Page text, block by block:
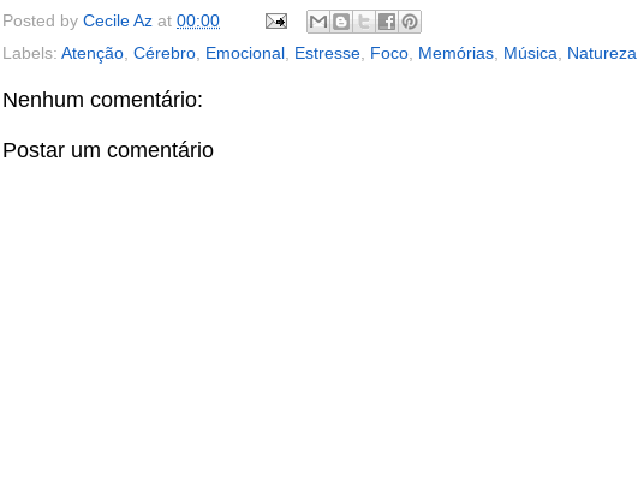
Posted by Cecile Az at 00:00
Labels: Atenção, Cérebro, Emocional , Estresse, Foco, Memórias, Música, Natureza
Nenhum comentário:
Postar um comentário